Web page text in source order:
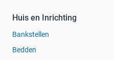
Huis en Inrichting
Bankstellen
Bedden